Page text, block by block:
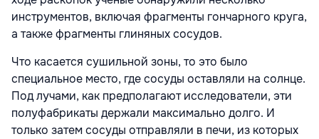
инструментов, включая фрагменты гончарного круга,
а также фрагменты глиняных сосудов.
Что касается сушильной зоны, то это было
специальное место, где сосуды оставляли на солнце.
Под лучами, как предполагают исследователи, эти
полуфабрикаты держали максимально долго. И
только затем сосуды отправляли в печи, из которых